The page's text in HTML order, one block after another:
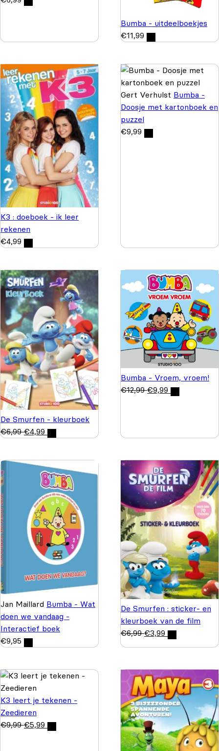
Bumba - uitdeelboekjes
€11,99
K3 : doeboek - ik leer
rekenen
€4,99
Gert Verhulst Bumba -
Doosje met kartonboek en
puzzel
€9,99
De Smurfen - kleurboek
€6,99 €4,99
Bumba - Vroem, vroem!
€12,99 €9,99
Jan Maillard Bumba - Wat
doen we vandaag -
Interactief boek
€9,95
De Smurfen : sticker- en
kleurboek van de film
€6,99 €3,99
K3 leert je tekenen -
Zeedieren
€9,99 €5,99